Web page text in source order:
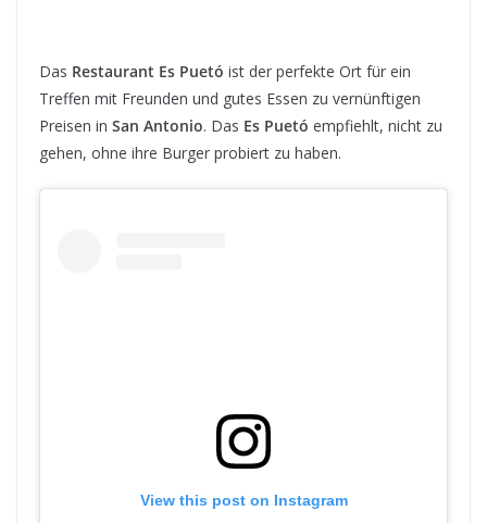
Das Restaurant Es Puetó ist der perfekte Ort für ein
Treffen mit Freunden und gutes Essen zu vernünftigen
Preisen in San Antonio. Das Es Puetó empfiehlt, nicht zu
gehen, ohne ihre Burger probiert zu haben.
View this post on Instagram